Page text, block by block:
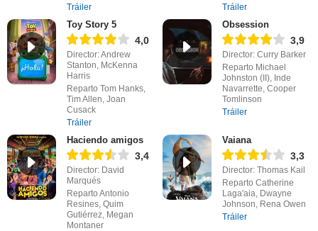
Tráiler
Tráiler
Toy Story 5
4,0
Director: Andrew
Stanton, McKenna
Harris
Reparto Tom Hanks,
Tim Allen, Joan
Cusack
Tráiler
Obsession
3,9
Director: Curry Barker
Reparto Michael
Johnston (II), Inde
Navarrette, Cooper
Tomlinson
Tráiler
Haciendo amigos
3,4
Director: David
Marqués
Reparto Antonio
Resines, Quim
Gutiérrez, Megan
Montaner
Vaiana
3,3
Director: Thomas Kail
Reparto Catherine
Laga'aia, Dwayne
Johnson, Rena Owen
Tráiler